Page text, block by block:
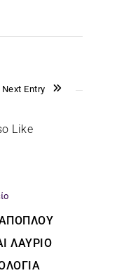
Next Entry
Like
ΛΑΎΡΙΟ